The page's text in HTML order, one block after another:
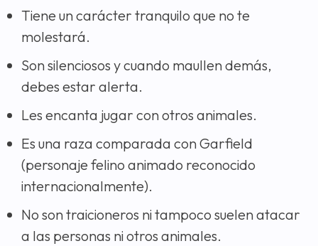
Tiene un carácter tranquilo que no te
molestará.
Son silenciosos y cuando maullen demás,
debes estar alerta.
Les encanta jugar con otros animales.
Es una raza comparada con Garfield
(personaje felino animado reconocido
internacionalmente).
No son traicioneros ni tampoco suelen atacar
a las personas ni otros animales.